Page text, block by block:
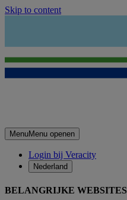
Skip to content
MenuMenu openen
Login bij Veracity
Nederland
BELANGRIJKE WEBSITES